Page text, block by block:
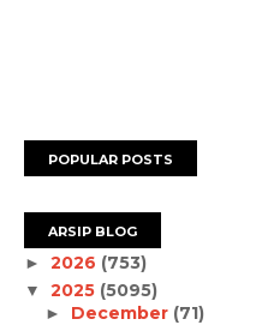
POPULAR POSTS
ARSIP BLOG
► 2026 (753)
▼ 2025 (5095)
► December (71)